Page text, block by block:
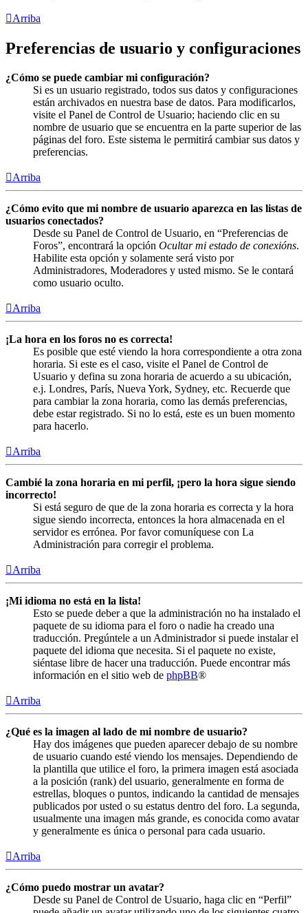
Arriba
Preferencias de usuario y configuraciones
¿Cómo se puede cambiar mi configuración?
Si es un usuario registrado, todos sus datos y configuraciones
están archivados en nuestra base de datos. Para modificarlos,
visite el Panel de Control de Usuario; haciendo clic en su
nombre de usuario que se encuentra en la parte superior de las
páginas del foro. Este sistema le permitirá cambiar sus datos y
preferencias.
Arriba
¿Cómo evito que mi nombre de usuario aparezca en las listas de
usuarios conectados?
Desde su Panel de Control de Usuario, en “Preferencias de
Foros”, encontrará la opción Ocultar mi estado de conexións.
Habilite esta opción y solamente será visto por
Administradores, Moderadores y usted mismo. Se le contará
como usuario oculto.
Arriba
¡La hora en los foros no es correcta!
Es posible que esté viendo la hora correspondiente a otra zona
horaria. Si este es el caso, visite el Panel de Control de
Usuario y defina su zona horaria de acuerdo a su ubicación,
e.j. Londres, París, Nueva York, Sydney, etc. Recuerde que
para cambiar la zona horaria, como las demás preferencias,
debe estar registrado. Si no lo está, este es un buen momento
para hacerlo.
Arriba
Cambié la zona horaria en mi perfil, ¡pero la hora sigue siendo
incorrecto!
Si está seguro de que de la zona horaria es correcta y la hora
sigue siendo incorrecta, entonces la hora almacenada en el
servidor es errónea. Por favor comuníquese con La
Administración para corregir el problema.
Arriba
¡Mi idioma no está en la lista!
Esto se puede deber a que la administración no ha instalado el
paquete de su idioma para el foro o nadie ha creado una
traducción. Pregúntele a un Administrador si puede instalar el
paquete del idioma que necesita. Si el paquete no existe,
siéntase libre de hacer una traducción. Puede encontrar más
información en el sitio web de phpBB®
Arriba
¿Qué es la imagen al lado de mi nombre de usuario?
Hay dos imágenes que pueden aparecer debajo de su nombre
de usuario cuando esté viendo los mensajes. Dependiendo de
la plantilla que utilice el foro, la primera imagen está asociada
a la posición (rank) del usuario, generalmente en forma de
estrellas, bloques o puntos, indicando la cantidad de mensajes
publicados por usted o su estatus dentro del foro. La segunda,
usualmente una imagen más grande, es conocida como avatar
y generalmente es única o personal para cada usuario.
Arriba
¿Cómo puedo mostrar un avatar?
Desde su Panel de Control de Usuario, haga clic en “Perfil”